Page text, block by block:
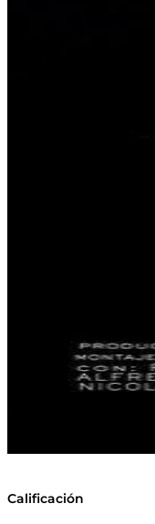
Calificación